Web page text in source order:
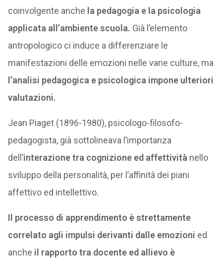
coinvolgente anche la pedagogia e la psicologia
applicata all’ambiente scuola. Già l’elemento
antropologico ci induce a differenziare le
manifestazioni delle emozioni nelle varie culture, ma
l’analisi pedagogica e psicologica impone ulteriori
valutazioni.
Jean Piaget (1896-1980), psicologo-filosofo-
pedagogista, già sottolineava l’importanza
dell’interazione tra cognizione ed affettività nello
sviluppo della personalità, per l’affinità dei piani
affettivo ed intellettivo.
Il processo di apprendimento è strettamente
correlato agli impulsi derivanti dalle emozioni ed
anche il rapporto tra docente ed allievo è